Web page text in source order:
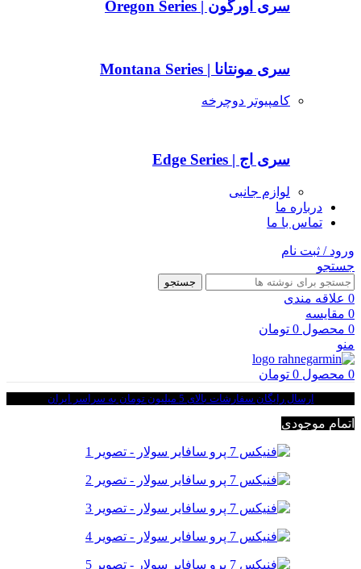
سری اورگون | Oregon Series
سری مونتانا | Montana Series
کامپیوتر دوچرخه
سری اج | Edge Series
لوازم جانبی
درباره ما
تماس با ما
ورود / ثبت نام
جستجو
جستجو
0 علاقه مندی
0 مقایسه
0 محصول 0 تومان
منو
0 محصول 0 تومان
ارسال رایگان سفارشات بالای 5 میلیون تومان به سراسر ایران
اتمام موجودی